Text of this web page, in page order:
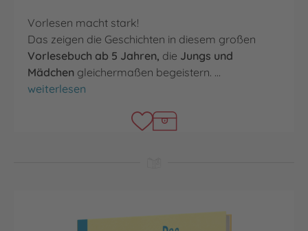
Vorlesen macht stark!
Das zeigen die Geschichten in diesem großen
Vorlesebuch ab 5 Jahren, die Jungs und
Mädchen gleichermaßen begeistern. …
Das Vorlesebuch für superstarke Kids
weiterlesen